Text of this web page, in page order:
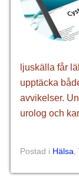
ljuskälla får
upptäcka
avvikelser.
urolog och
Postad i Hälsa ,